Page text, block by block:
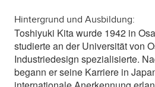
Hintergrund und Ausbildung:
Toshiyuki Kita wurde 1942 in
studierte an der Universität von
Industriedesign spezialisierte.
begann er seine Karriere in